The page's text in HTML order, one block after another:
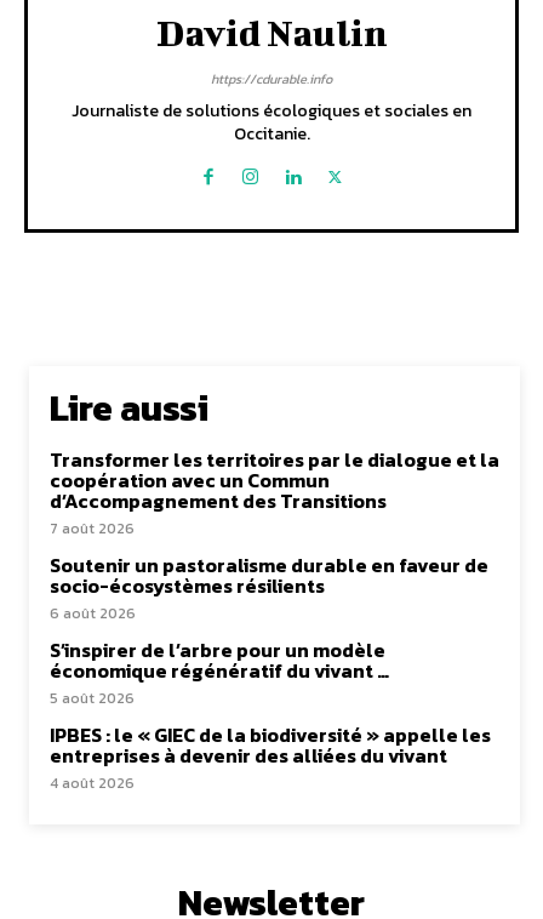
David Naulin
https://cdurable.info
Journaliste de solutions écologiques et sociales en
Occitanie.
Lire aussi
Transformer les territoires par le dialogue et la
coopération avec un Commun
d’Accompagnement des Transitions
7 août 2026
Soutenir un pastoralisme durable en faveur de
socio-écosystèmes résilients
6 août 2026
S’inspirer de l’arbre pour un modèle
économique régénératif du vivant …
5 août 2026
IPBES : le « GIEC de la biodiversité » appelle les
entreprises à devenir des alliées du vivant
4 août 2026
Newsletter